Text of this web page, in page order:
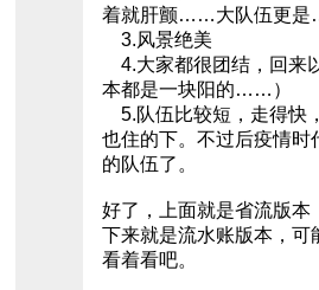
着就肝颤……大队伍更
3.风景绝美
4.大家都很团结，回来
本都是一块阳的……）
5.队伍比较短，走得快
也住的下。不过后疫情时
的队伍了。
好了，上面就是省流版本
下来就是流水账版本，可
看着看吧。